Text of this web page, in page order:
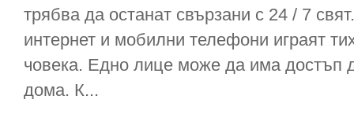
трябва да останат свързани с 24 / 7
интернет и мобилни телефони играят
човека. Едно лице може да има достъп
дома. К...